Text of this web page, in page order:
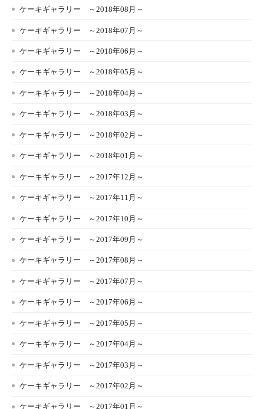
ケーキギャラリー ～2018年08月～
ケーキギャラリー ～2018年07月～
ケーキギャラリー ～2018年06月～
ケーキギャラリー ～2018年05月～
ケーキギャラリー ～2018年04月～
ケーキギャラリー ～2018年03月～
ケーキギャラリー ～2018年02月～
ケーキギャラリー ～2018年01月～
ケーキギャラリー ～2017年12月～
ケーキギャラリー ～2017年11月～
ケーキギャラリー ～2017年10月～
ケーキギャラリー ～2017年09月～
ケーキギャラリー ～2017年08月～
ケーキギャラリー ～2017年07月～
ケーキギャラリー ～2017年06月～
ケーキギャラリー ～2017年05月～
ケーキギャラリー ～2017年04月～
ケーキギャラリー ～2017年03月～
ケーキギャラリー ～2017年02月～
ケーキギャラリー ～2017年01月～